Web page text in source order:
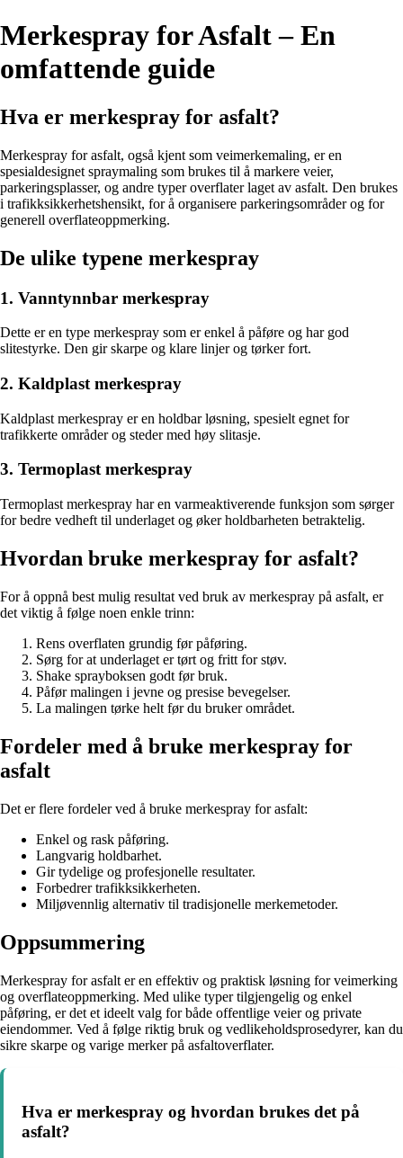
Merkespray for Asfalt – En
omfattende guide
Hva er merkespray for asfalt?
Merkespray for asfalt, også kjent som veimerkemaling, er en
spesialdesignet spraymaling som brukes til å markere veier,
parkeringsplasser, og andre typer overflater laget av asfalt. Den brukes
i trafikksikkerhetshensikt, for å organisere parkeringsområder og for
generell overflateoppmerking.
De ulike typene merkespray
1. Vanntynnbar merkespray
Dette er en type merkespray som er enkel å påføre og har god
slitestyrke. Den gir skarpe og klare linjer og tørker fort.
2. Kaldplast merkespray
Kaldplast merkespray er en holdbar løsning, spesielt egnet for
trafikkerte områder og steder med høy slitasje.
3. Termoplast merkespray
Termoplast merkespray har en varmeaktiverende funksjon som sørger
for bedre vedheft til underlaget og øker holdbarheten betraktelig.
Hvordan bruke merkespray for asfalt?
For å oppnå best mulig resultat ved bruk av merkespray på asfalt, er
det viktig å følge noen enkle trinn:
Rens overflaten grundig før påføring.
Sørg for at underlaget er tørt og fritt for støv.
Shake sprayboksen godt før bruk.
Påfør malingen i jevne og presise bevegelser.
La malingen tørke helt før du bruker området.
Fordeler med å bruke merkespray for
asfalt
Det er flere fordeler ved å bruke merkespray for asfalt:
Enkel og rask påføring.
Langvarig holdbarhet.
Gir tydelige og profesjonelle resultater.
Forbedrer trafikksikkerheten.
Miljøvennlig alternativ til tradisjonelle merkemetoder.
Oppsummering
Merkespray for asfalt er en effektiv og praktisk løsning for veimerking
og overflateoppmerking. Med ulike typer tilgjengelig og enkel
påføring, er det et ideelt valg for både offentlige veier og private
eiendommer. Ved å følge riktig bruk og vedlikeholdsprosedyrer, kan du
sikre skarpe og varige merker på asfaltoverflater.
Hva er merkespray og hvordan brukes det på
asfalt?